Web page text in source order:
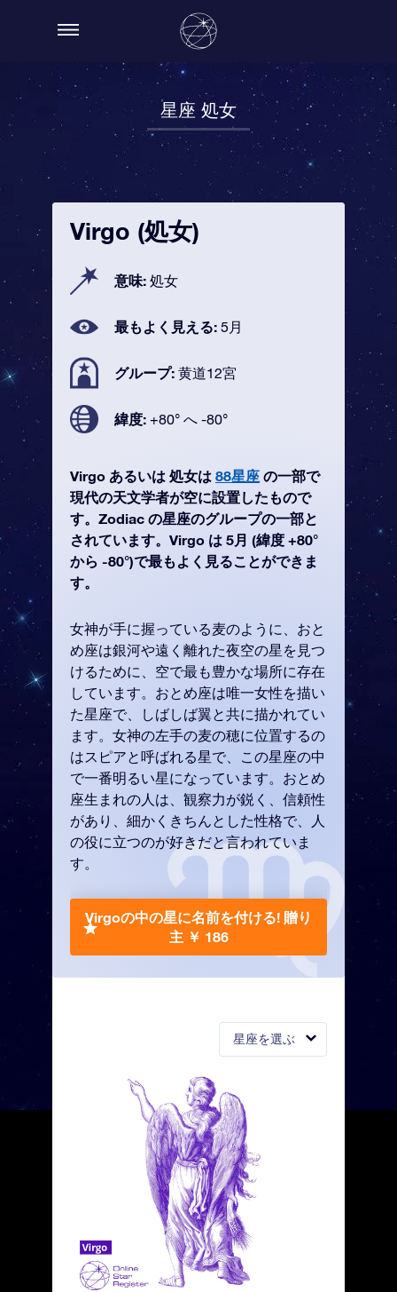
星座 処女
星座を選ぶ
Virgo (処女)
意味: 処女
最もよく見える: 5月
グループ: 黄道12宮
緯度: +80° へ -80°
Virgo あるいは 処女は 88星座 の一部で
現代の天文学者が空に設置したもので
す。Zodiac の星座のグループの一部と
されています。Virgo は 5月 (緯度 +80°
から -80°)で最もよく見ることができま
す。
女神が手に握っている麦のように、おと
め座は銀河や遠く離れた夜空の星を見つ
けるために、空で最も豊かな場所に存在
しています。おとめ座は唯一女性を描い
た星座で、しばしば翼と共に描かれてい
ます。女神の左手の麦の穂に位置するの
はスピアと呼ばれる星で、この星座の中
で一番明るい星になっています。おとめ
座生まれの人は、観察力が鋭く、信頼性
があり、細かくきちんとした性格で、人
の役に立つのが好きだと言われていま
す。
Virgoの中の星に名前を付ける! 贈り
主 ￥ 186